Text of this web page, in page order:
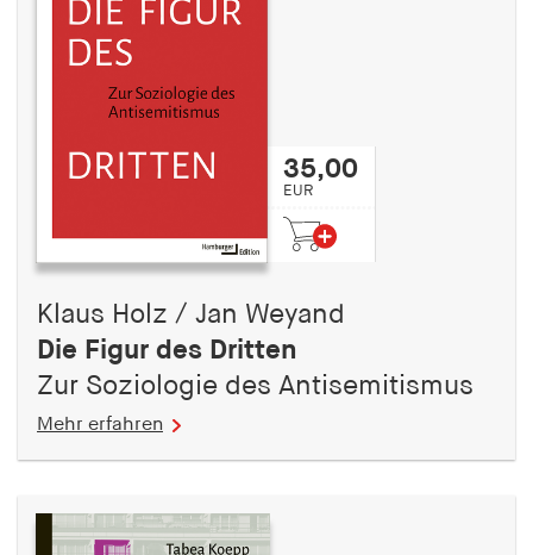
35,00
EUR
Klaus Holz / Jan Weyand
Die Figur des Dritten
Zur Soziologie des Antisemitismus
Mehr erfahren
fonts_loaded
Anbieter:
hamburger-edition.de
7 Tage